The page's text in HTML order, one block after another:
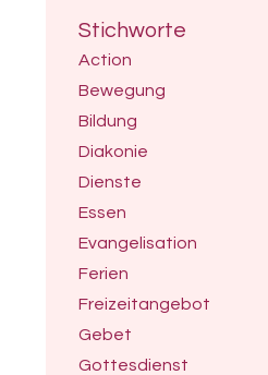
Stichworte
Action
Bewegung
Bildung
Diakonie
Dienste
Essen
Evangelisation
Ferien
Freizeitangebot
Gebet
Gottesdienst